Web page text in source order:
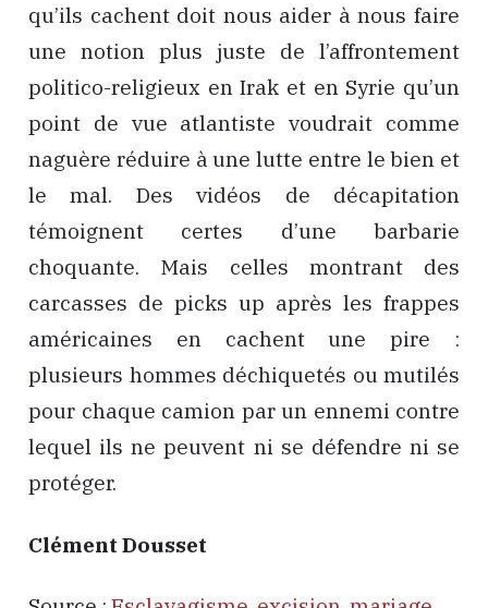
qu’ils cachent doit nous aider à nous faire
une notion plus juste de l’affrontement
politico-religieux en Irak et en Syrie qu’un
point de vue atlantiste voudrait comme
naguère réduire à une lutte entre le bien et
le mal. Des vidéos de décapitation
témoignent certes d’une barbarie
choquante. Mais celles montrant des
carcasses de picks up après les frappes
américaines en cachent une pire :
plusieurs hommes déchiquetés ou mutilés
pour chaque camion par un ennemi contre
lequel ils ne peuvent ni se défendre ni se
protéger.
Clément Dousset